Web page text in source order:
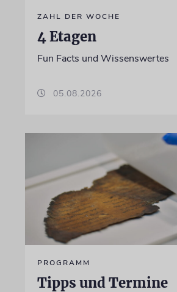
ZAHL DER WOCHE
4 Etagen
Fun Facts und Wissenswertes
05.08.2026
PROGRAMM
Tipps und Termine